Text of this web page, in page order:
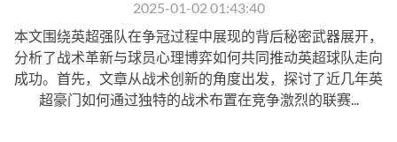
2025-01-02 01:43:40
本文围绕英超强队在争冠过程中展现的背后秘密武器展开，
分析了战术革新与球员心理博弈如何共同推动英超球队走向
成功。首先，文章从战术创新的角度出发，探讨了近几年英
超豪门如何通过独特的战术布置在竞争激烈的联赛...